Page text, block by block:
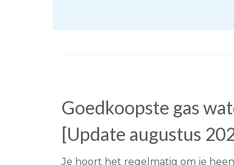
Goedkoopste gas
[Update augustus
Je hoort het regelmatig om je